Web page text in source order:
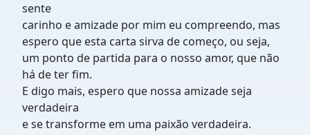
sente
carinho e amizade por mim eu compreendo, mas
espero que esta carta sirva de começo, ou seja,
um ponto de partida para o nosso amor, que não
há de ter fim.
E digo mais, espero que nossa amizade seja
verdadeira
e se transforme em uma paixão verdadeira.